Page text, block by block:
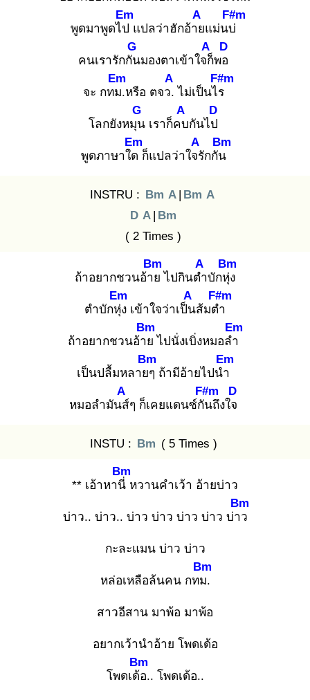
พูดมาพูดไป
Em
แปลว่าฮักอ้าย
A
แม่นบ่
F#m
คนเรารักกัน
G
มองตาเข้าใจก็
A
พอ
D
จะ กทม.
Em
หรือ ตจว.
A
ไม่เป็นไร
F#m
โลกยังหมุน
G
เราก็คบ
A
กันไป
D
พูดภาษาใด
Em
ก็แปลว่าใจรั
A
กกัน
Bm
INSTRU : Bm A | Bm A
D A | Bm
( 2 Times )
ถ้าอยากชวนอ้าย
Bm
ไปกินตำ
A
บักหุ่ง
Bm
ตำบักหุ่ง
Em
เข้าใจว่าเป็น
A
ส้มตำ
F#m
ถ้าอยากชวนอ้าย
Bm
ไปนั่งเบิ่งหมอลำ
Em
เป็นปลื้มหลายๆ
Bm
ถ้ามีอ้ายไปนำ
Em
หมอลำมันส์
A
ๆ ก็เคยแดนซ์กัน
F#m
ถึงใจ
D
INSTU : Bm ( 5 Times )
** เอ้าหานี่
Bm
หวานคำเว้า อ้ายบ่าว
บ่าว.. บ่าว.. บ่าว บ่าว บ่าว บ่าว บ่าว
Bm
กะละแมน บ่าว บ่าว
หล่อเหลือล้นคน กทม.
Bm
สาวอีสาน มาพ้อ มาพ้อ
อยากเว้านำอ้าย โพดเด้อ
โพดเด้อ
Bm
.. โพดเด้อ..